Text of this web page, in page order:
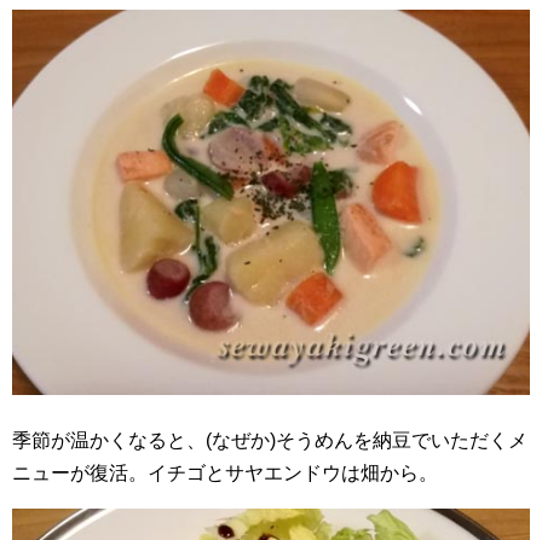
季節が温かくなると、(なぜか)そうめんを納豆でいただくメ
ニューが復活。イチゴとサヤエンドウは畑から。